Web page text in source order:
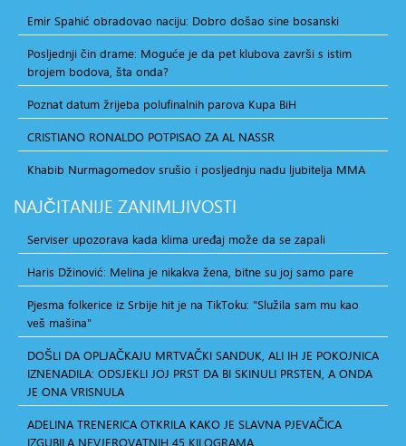
Emir Spahić obradovao naciju: Dobro došao sine bosanski
Posljednji čin drame: Moguće je da pet klubova završi s istim
brojem bodova, šta onda?
Poznat datum žrijeba polufinalnih parova Kupa BiH
CRISTIANO RONALDO POTPISAO ZA AL NASSR
Khabib Nurmagomedov srušio i posljednju nadu ljubitelja MMA
NAJČITANIJE ZANIMLJIVOSTI
Serviser upozorava kada klima uređaj može da se zapali
Haris Džinović: Melina je nikakva žena, bitne su joj samo pare
Pjesma folkerice iz Srbije hit je na TikToku: "Služila sam mu kao
veš mašina"
DOŠLI DA OPLJAČKAJU MRTVAČKI SANDUK, ALI IH JE POKOJNICA
IZNENADILA: ODSJEKLI JOJ PRST DA BI SKINULI PRSTEN, A ONDA
JE ONA VRISNULA
ADELINA TRENERICA OTKRILA KAKO JE SLAVNA PJEVAČICA
IZGUBILA NEVJEROVATNIH 45 KILOGRAMA